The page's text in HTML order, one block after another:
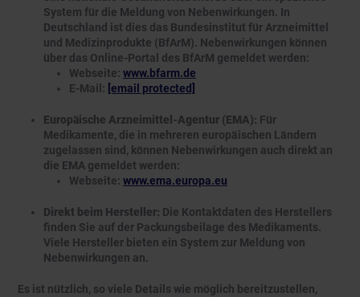
System für die Meldung von Nebenwirkungen. In
Deutschland ist dies das Bundesinstitut für Arzneimittel
und Medizinprodukte (BfArM). Nebenwirkungen können
über das Online-Portal des BfArM gemeldet werden:
Webseite: www.bfarm.de
E-Mail: [email protected]
Europäische Arzneimittel-Agentur (EMA): Für
Medikamente, die in mehreren europäischen Ländern
zugelassen sind, können Nebenwirkungen auch direkt an
die EMA gemeldet werden:
Webseite: www.ema.europa.eu
Direkt beim Hersteller: Die Kontaktdaten des Herstellers
finden Sie auf der Packungsbeilage des Medikaments.
Viele Hersteller bieten ein System zur Meldung von
Nebenwirkungen an.
Es ist nützlich, so viele Details wie möglich bereitzustellen,